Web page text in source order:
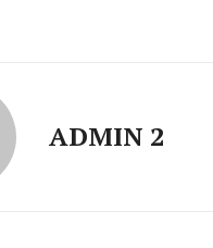
ADMIN 2